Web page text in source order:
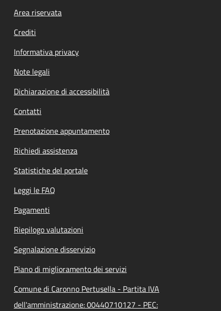
Footer menu
Area riservata
Crediti
Informativa privacy
Note legali
Dichiarazione di accessibilità
Contatti
Prenotazione appuntamento
Richiedi assistenza
Statistiche del portale
Leggi le FAQ
Pagamenti
Riepilogo valutazioni
Segnalazione disservizio
Piano di miglioramento dei servizi
Comune di Caronno Pertusella - Partita IVA
dell'amministrazione: 00440710127 - PEC: